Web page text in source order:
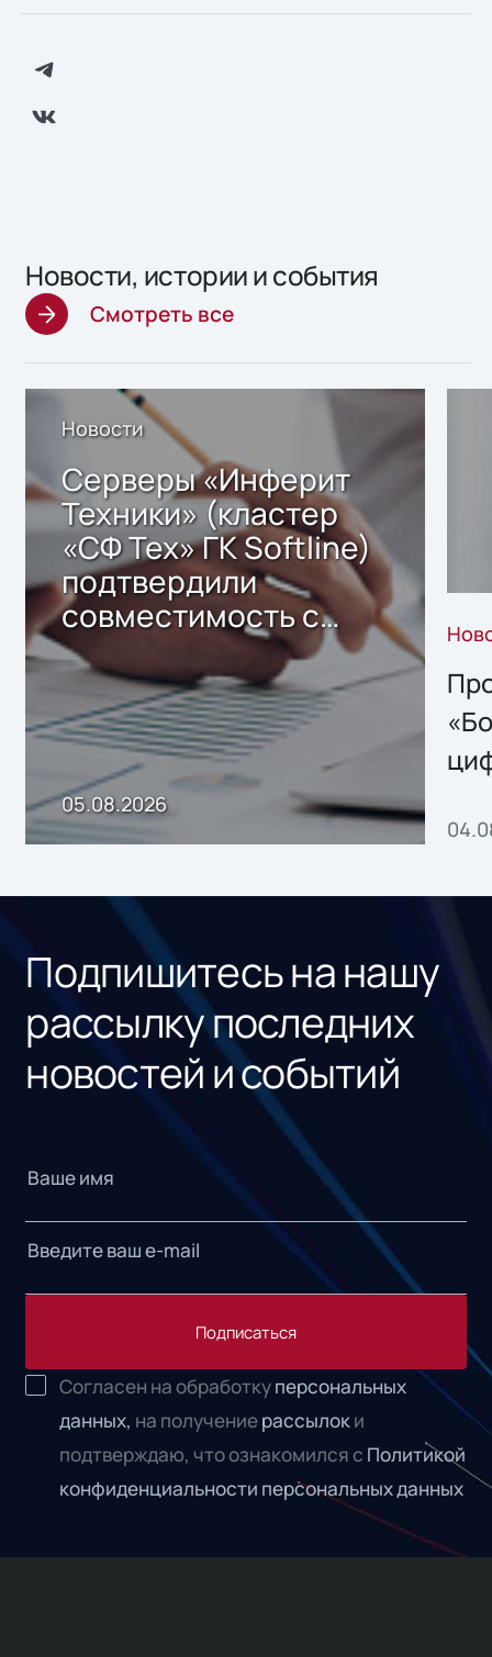
Новости, истории и события
Смотреть все
Новости
Серверы «Инферит
Техники» (кластер
«СФ Тех» ГК Softline)
подтвердили
совместимость с
решением Sharx
Storage 2.x для
хранения данных
05.08.2026
Подпишитесь на нашу
рассылку последних
новостей и событий
Подписаться
Согласен на обработкуперсональных
данных, на получениерассылоки
подтверждаю, что ознакомился с Политикой
конфиденциальности персональных данных